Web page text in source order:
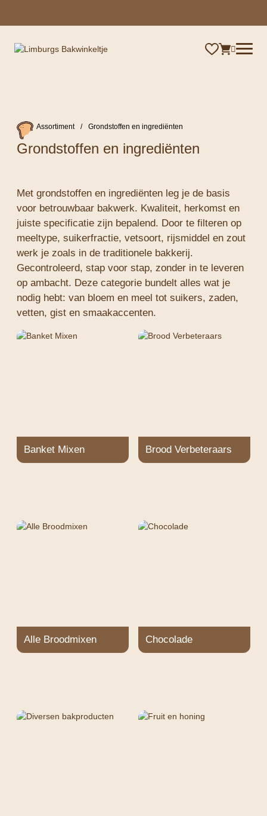
Assortiment / Grondstoffen en ingrediënten
Grondstoffen en ingrediënten
Met grondstoffen en ingrediënten leg je de basis
voor betrouwbaar bakwerk. Kwaliteit, herkomst en
juiste specificatie zijn bepalend. Door te filteren op
meeltype, suikerfractie, vetsoort, rijsmiddel en zout
werk je zoals in de traditionele bakkerij.
Gecontroleerd, stap voor stap, zonder in te leveren
op ambacht. Deze categorie bundelt alles wat je
nodig hebt: van bloem en meel tot suikers, zaden,
vetten, gist en smaakaccenten.
Banket Mixen Brood Verbeteraars
Alle Broodmixen Chocolade